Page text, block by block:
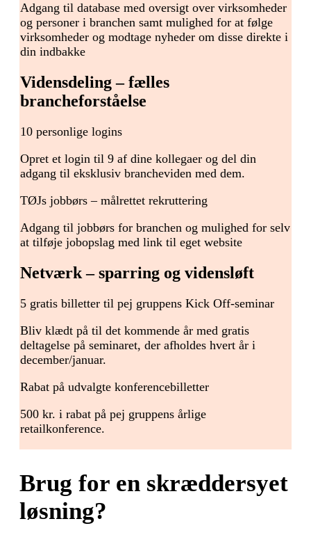
Adgang til database med oversigt over virksomheder
og personer i branchen samt mulighed for at følge
virksomheder og modtage nyheder om disse direkte i
din indbakke
Vidensdeling – fælles
brancheforståelse
10 personlige logins
Opret et login til 9 af dine kollegaer og del din
adgang til eksklusiv brancheviden med dem.
TØJs jobbørs – målrettet rekruttering
Adgang til jobbørs for branchen og mulighed for selv
at tilføje jobopslag med link til eget website
Netværk – sparring og vidensløft
5 gratis billetter til pej gruppens Kick Off-seminar
Bliv klædt på til det kommende år med gratis
deltagelse på seminaret, der afholdes hvert år i
december/januar.
Rabat på udvalgte konferencebilletter
500 kr. i rabat på pej gruppens årlige
retailkonference.
Brug for en skræddersyet
løsning?